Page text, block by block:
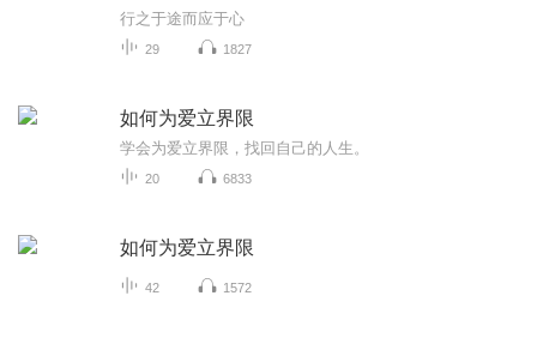
行之于途而应于心
29 1827
如何为爱立界限
学会为爱立界限，找回自己的人生。
20 6833
如何为爱立界限
42 1572